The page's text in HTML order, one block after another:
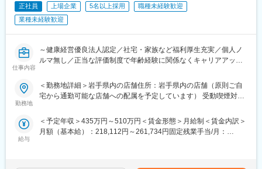
入社後の2週間の導入研修をはじめ、多彩な研修で成長をサポート
し、それぞれの役職や志向性に合わせた能力開発の制度も充実し
■当社について：
『日本のガリバーから世界のIDOMへ』東証プライム上場でクルマ
https://idom-inc.com/recruit/career-sales/
■魅力ポイント
（1）お客様に誠実な社風
IDOMは他社の不祥事が起こる前から工場の透明性確保に力を入れ
開示しております。
は無く店舗で予算を追っているため、チーム全体で頑張れる仕組
みとなっています。未経験から1年で店長昇格した実例も多数あ
（3） 圧倒的な知名度、豊富な商品数により得られる商談機会の
正社員 上場企業 5名以上採用
職種未経験歓迎
業種未経験歓迎
仕事内容
～健康経営優良法人認定／社宅・家族など福利厚生充実／個人ノ
ルマ無し／正当な評価制度で年齢経験に関係なくキャリアアップ
全国に約460店舗展開し、業界実績トップクラスを誇る中古車販
だきます。
勤務地
＜勤務地詳細＞岩手県内の店舗住所：岩手県内の店舗（原則ご自
宅から通勤可能な店舗への配属を予定しています） 受動喫煙対
給与
＜予定年収＞435万円～510万円＜賃金形態＞月給制＜賃金内訳＞
月額（基本給）：218,112円～261,734円固定残業手当/月：